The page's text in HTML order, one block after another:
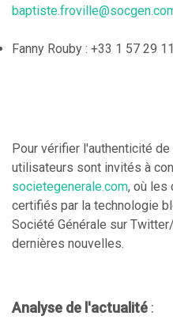
Fanny Rouby : +33 1 57 29
Pour vérifier l'authenticité
utilisateurs sont invités à
societegenerale.com, où les
certifiés par la technologie
Société Générale sur
dernières nouvelles.
Analyse de l'actualité :